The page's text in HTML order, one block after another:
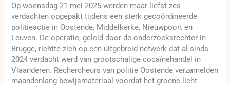
Op woensdag 21 mei 2025 werden maar liefst zes
verdachten opgepakt tijdens een sterk gecoördineerde
politieactie in Oostende, Middelkerke, Nieuwpoort en
Leuven. De operatie, geleid door de onderzoeksrechter in
Brugge, richtte zich op een uitgebreid netwerk dat al sinds
2024 verdacht werd van grootschalige cocaïnehandel in
Vlaanderen. Rechercheurs van politie Oostende verzamelden
maandenlang bewijsmateriaal voordat het groene licht